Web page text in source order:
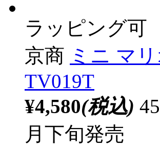
ラッピング可
京商 ミニ マ
TV019T
¥4,580(税込)
月下旬発売